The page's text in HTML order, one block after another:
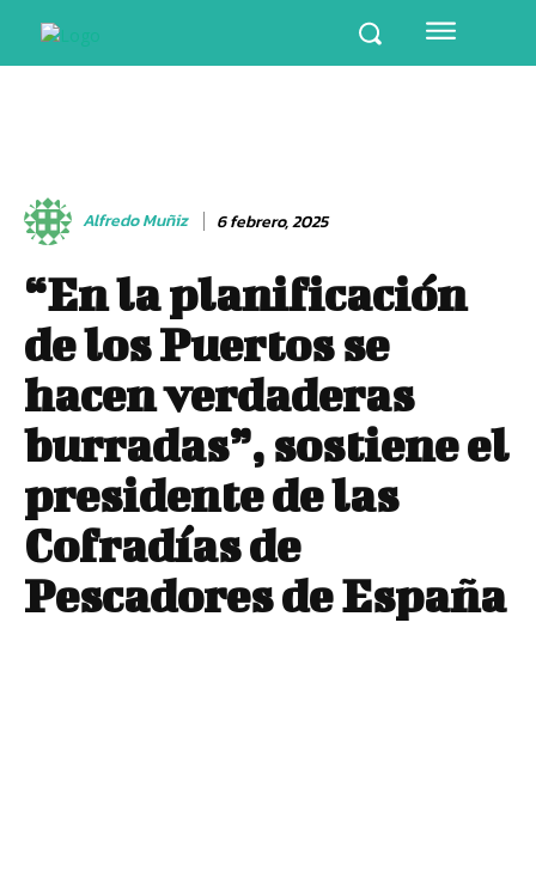
Alfredo Muñiz 6 febrero, 2025
“En la planificación
de los Puertos se
hacen verdaderas
burradas”, sostiene el
presidente de las
Cofradías de
Pescadores de España